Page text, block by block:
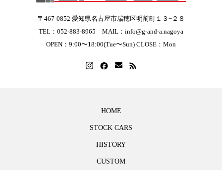
〒467-0852 愛知県名古屋市瑞穂区明前町１３−２８
TEL：052-883-8965 MAIL：info@g-and-a.nagoya
OPEN：9:00〜18:00(Tue〜Sun) CLOSE：Mon
HOME
STOCK CARS
HISTORY
CUSTOM